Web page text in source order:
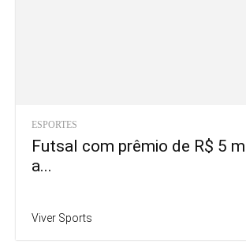
ESPORTES
Futsal com prêmio de R$ 5
a...
Viver Sports